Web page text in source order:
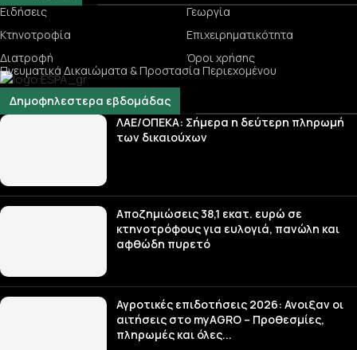
Ειδήσεις
Γεωργία
Κτηνοτροφία
Επιχειρηματικότητα
Διατροφή
Όροι χρήσης
Πνευματικά Δικαιώματα & Προστασία Περιεχομένου
Δημοφηλεστερα εβδομάδας
ΛΑΕ/ΟΠΕΚΑ: Σήμερα η δεύτερη πληρωμή
των δικαιούχων
Αποζημιώσεις 38,1 εκατ. ευρώ σε
κτηνοτρόφους για ευλογιά, πανώλη και
αφθώδη πυρετό
Αγροτικές επιδοτήσεις 2026: Ανοιξαν οι
αιτήσεις στο myAGRO – Προθεσμίες,
πληρωμές και όλες...